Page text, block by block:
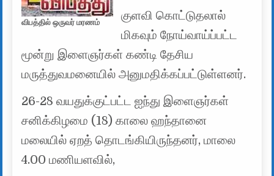
விபத்தில் ஒருவர் மரணம்
குளவி கொட்டுதலால்
மிகவும் நோய்வாய்ப்பட்ட
மூன்று இளைஞர்கள் கண்டி தேசிய
மருத்துவமனையில் அனுமதிக்கப்பட்டுள்ளனர்.
26-28 வயதுக்குட்பட்ட ஐந்து இளைஞர்கள்
சனிக்கிழமை (18) காலை ஹந்தானை
மலையில் ஏறத் தொடங்கியிருந்தனர், மாலை
4.00 மணியளவில்,